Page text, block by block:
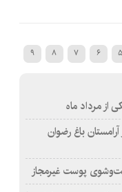
5
6
7
8
9
از مرداد ماه
باغ رضوان
پوست غیرمجاز